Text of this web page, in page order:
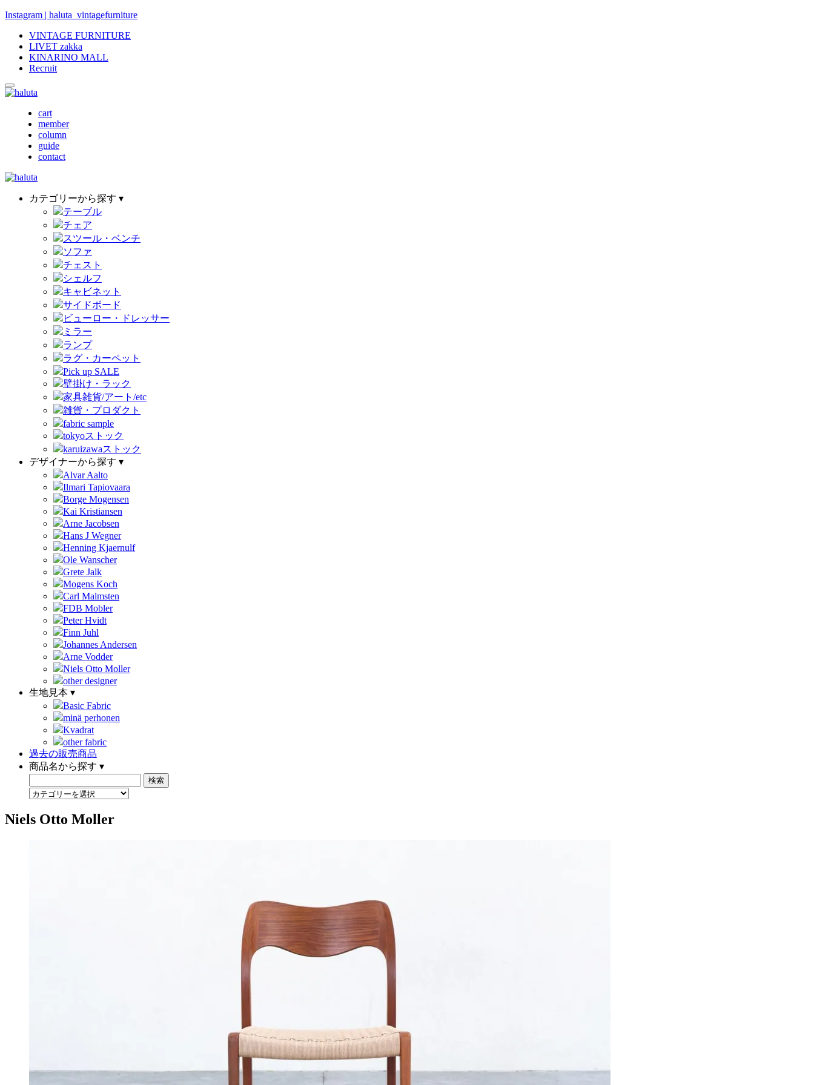
Instagram | haluta_vintagefurniture
VINTAGE FURNITURE
LIVET zakka
KINARINO MALL
Recruit
cart
member
column
guide
contact
カテゴリーから探す ▾
テーブル
チェア
スツール・ベンチ
ソファ
チェスト
シェルフ
キャビネット
サイドボード
ビューロー・ドレッサー
ミラー
ランプ
ラグ・カーペット
Pick up SALE
壁掛け・ラック
家具雑貨/アート/etc
雑貨・プロダクト
fabric sample
tokyoストック
karuizawaストック
デザイナーから探す ▾
Alvar Aalto
Ilmari Tapiovaara
Borge Mogensen
Kai Kristiansen
Arne Jacobsen
Hans J Wegner
Henning Kjaernulf
Ole Wanscher
Grete Jalk
Mogens Koch
Carl Malmsten
FDB Mobler
Peter Hvidt
Finn Juhl
Johannes Andersen
Arne Vodder
Niels Otto Moller
other designer
生地見本 ▾
Basic Fabric
minä perhonen
Kvadrat
other fabric
過去の販売商品
商品名から探す ▾
Niels Otto Moller